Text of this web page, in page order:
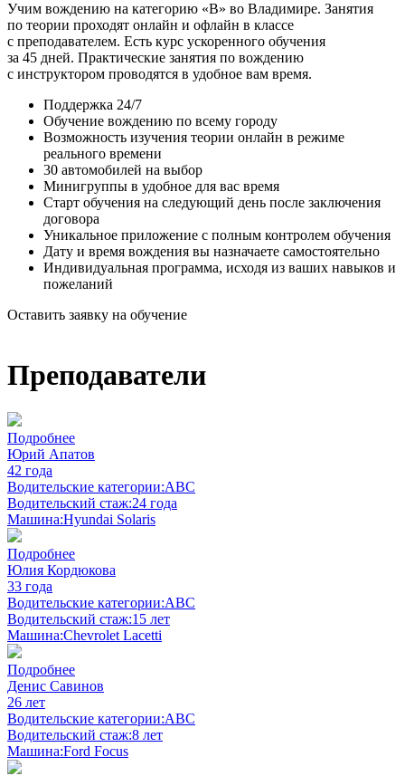
Учим вождению на категорию «В» во Владимире. Занятия
по теории проходят онлайн и офлайн в классе
с преподавателем. Есть курс ускоренного обучения
за 45 дней. Практические занятия по вождению
с инструктором проводятся в удобное вам время.
Поддержка 24/7
Обучение вождению по всему городу
Возможность изучения теории онлайн в режиме
реального времени
30 автомобилей на выбор
Минигруппы в удобное для вас время
Старт обучения на следующий день после заключения
договора
Уникальное приложение с полным контролем обучения
Дату и время вождения вы назначаете самостоятельно
Индивидуальная программа, исходя из ваших навыков и
пожеланий
Оставить заявку на обучение
Преподаватели
Подробнее
Юрий Апатов
42 года
Водительские категории:ABC
Водительский стаж:24 года
Машина:Hyundai Solaris
Подробнее
Юлия Кордюкова
33 года
Водительские категории:ABC
Водительский стаж:15 лет
Машина:Chevrolet Lacetti
Подробнее
Денис Савинов
26 лет
Водительские категории:ABC
Водительский стаж:8 лет
Машина:Ford Focus